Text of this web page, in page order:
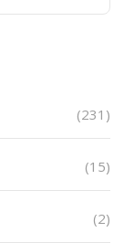
(231)
(15)
(2)